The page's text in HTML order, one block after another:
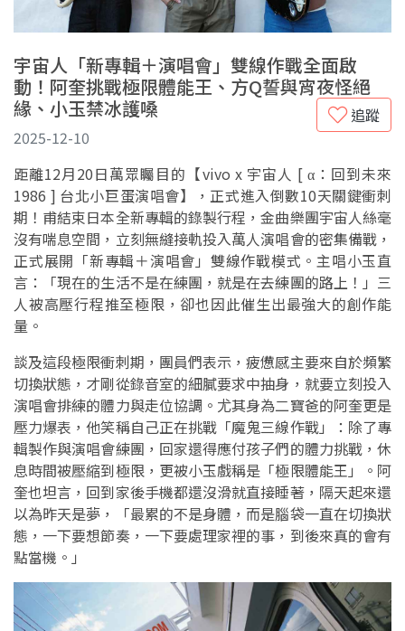
宇宙人「新專輯＋演唱會」雙線作戰全面啟
動！阿奎挑戰極限體能王、方Q誓與宵夜怪絕
緣、小玉禁冰護嗓
追蹤
2025-12-10
距離12月20日萬眾矚目的【vivo x 宇宙人 [ α：回到未來
1986 ] 台北小巨蛋演唱會】，正式進入倒數10天關鍵衝刺
期！甫結束日本全新專輯的錄製行程，金曲樂團宇宙人絲毫
沒有喘息空間，立刻無縫接軌投入萬人演唱會的密集備戰，
正式展開「新專輯＋演唱會」雙線作戰模式。主唱小玉直
言：「現在的生活不是在練團，就是在去練團的路上！」三
人被高壓行程推至極限，卻也因此催生出最強大的創作能
量。
談及這段極限衝刺期，團員們表示，疲憊感主要來自於頻繁
切換狀態，才剛從錄音室的細膩要求中抽身，就要立刻投入
演唱會排練的體力與走位協調。尤其身為二寶爸的阿奎更是
壓力爆表，他笑稱自己正在挑戰「魔鬼三線作戰」：除了專
輯製作與演唱會練團，回家還得應付孩子們的體力挑戰，休
息時間被壓縮到極限，更被小玉戲稱是「極限體能王」。阿
奎也坦言，回到家後手機都還沒滑就直接睡著，隔天起來還
以為昨天是夢，「最累的不是身體，而是腦袋一直在切換狀
態，一下要想節奏，一下要處理家裡的事，到後來真的會有
點當機。」